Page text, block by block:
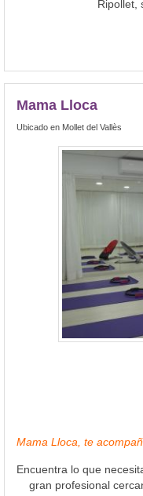
Ripollet,
Mama Lloca
Ubicado en Mollet del Vallès
Mama Lloca, te
Encuentra lo que
gran profesional